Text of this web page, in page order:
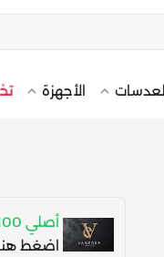
العدسات الأجهزة
أصلي 100%
اضغط